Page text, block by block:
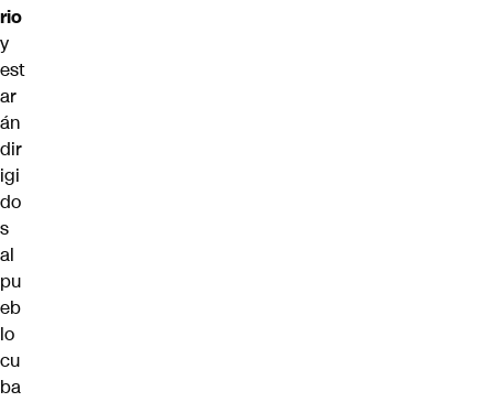
rio
y
est
ar
án
dir
igi
do
s
al
pu
eb
lo
cu
ba